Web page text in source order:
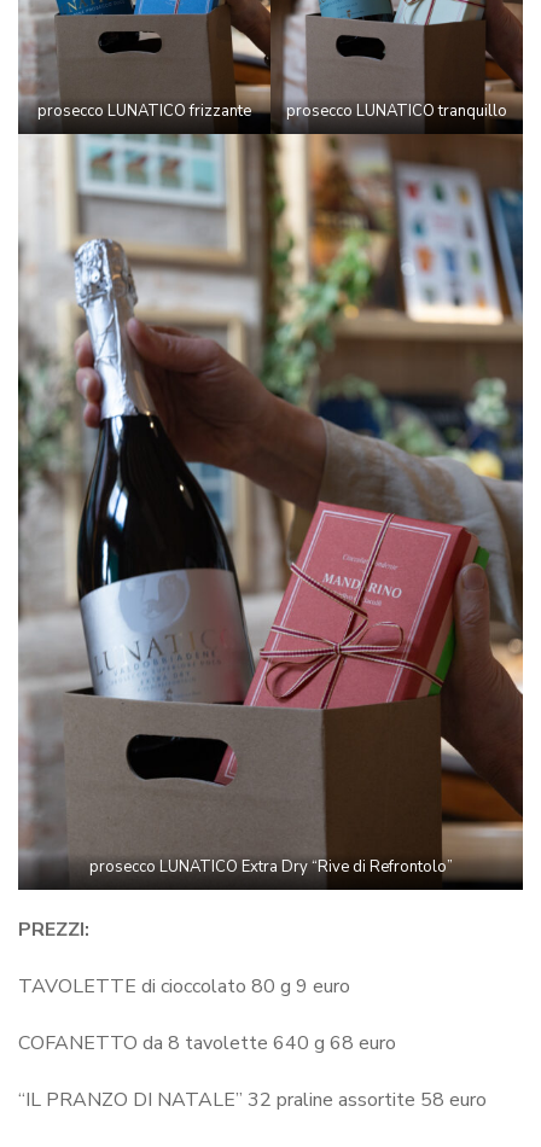
prosecco LUNATICO frizzante prosecco LUNATICO tranquillo
prosecco LUNATICO Extra Dry “Rive di Refrontolo”
PREZZI:
TAVOLETTE di cioccolato 80 g 9 euro
COFANETTO da 8 tavolette 640 g 68 euro
“IL PRANZO DI NATALE” 32 praline assortite 58 euro